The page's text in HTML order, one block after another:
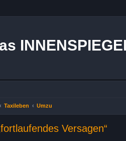
Taxileben Umzu
Versagen“